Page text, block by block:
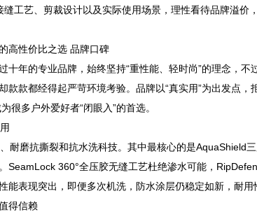
工艺、剪裁设计以及实际使用场景，理性看待品牌溢价
高性价比之选 品牌口碑
十年的专业品牌，始终坚持“重性能、轻时尚”的理念，
款款都经得起严苛环境考验。品牌以“真实用”为出发点
很多户外爱好者“闭眼入”的首选。
耐磨抗撕裂和抗水洗科技。其中最核心的是AquaShield
SeamLock 360°全压胶无缝工艺杜绝渗水可能，
能表现突出，即便多次机洗，防水涂层仍稳定如新，耐用
得信赖